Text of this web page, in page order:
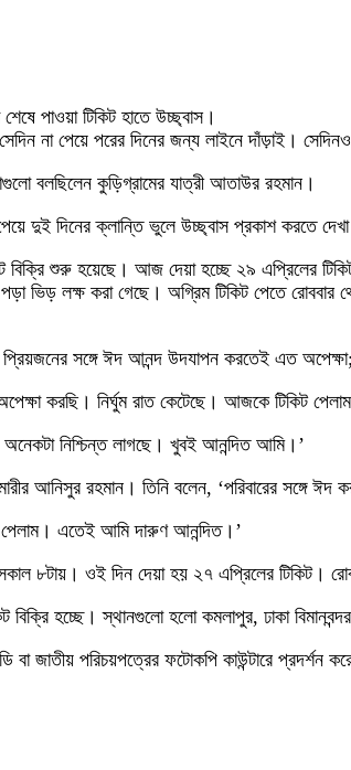
পাওয়া টিকিট হাতে উচ্ছ্বাস।
সেদিন না পেয়ে পরের দিনের জন্য লাইনে দাঁড়াই।
বলছিলেন কুড়িগ্রামের যাত্রী আতাউর রহমান।
পেয়ে দুই দিনের ক্লান্তি ভুলে উচ্ছ্বাস প্রকাশ
শুরু হয়েছে। আজ দেয়া হচ্ছে ২৯ এপ্রিলের
ভিড় লক্ষ করা গেছে। অগ্রিম টিকিট পেতে
সঙ্গে ঈদ আনন্দ উদযাপন করতেই এত
করছি। নির্ঘুম রাত কেটেছে। আজকে টিকিট
নিশ্চিন্ত লাগছে। খুবই আনন্দিত আমি।’
আনিসুর রহমান। তিনি বলেন, ‘পরিবারের সঙ্গে
এতেই আমি দারুণ আনন্দিত।’
৮টায়। ওই দিন দেয়া হয় ২৭ এপ্রিলের টিকিট।
বিক্রি হচ্ছে। স্থানগুলো হলো কমলাপুর, ঢাকা
বা জাতীয় পরিচয়পত্রের ফটোকপি কাউন্টারে প্রদর্শন